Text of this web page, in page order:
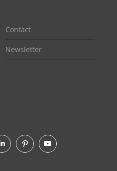
Contact
Newsletter